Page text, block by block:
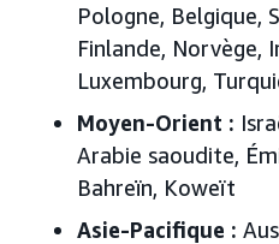
Pologne, Belgique,
Finlande, Norvège,
Luxembourg,
Moyen-Orient :
Arabie saoudite,
Bahreïn, Koweït
Asie-Pacifique :